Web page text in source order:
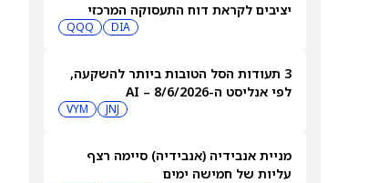
יציבים לקראת דוח התעסוקה המרכזי
DIA
QQQ
3 תעודות הסל הטובות ביותר להשקעה,
לפי אנליסט ה-AI – 8/6/2026
JNJ
VYM
מניית אנבידיה (אנבידיה) סיימה רצף
עליות של חמישה ימים